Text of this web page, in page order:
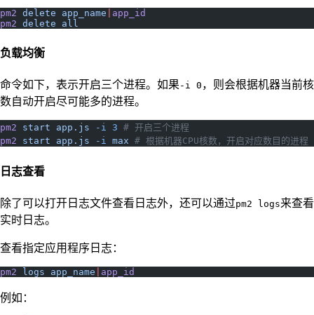
pm2 delete app_name
app_id
pm2 delete all
负载均衡
命令如下，表示开启三个进程。如果 -i 0 ，则会根据机器当前核
数自动开启尽可能多的进程。
pm2 start app.js -i 3 # 开启三个进程
pm2 start app.js -i max # 根据机器CPU核数，开启对应数目的进程
日志查看
除了可以打开日志文件查看日志外，还可以通过pm2 logs来查看
实时日志。
查看指定应用程序日志：
pm2 logs app_name app_id
例如：